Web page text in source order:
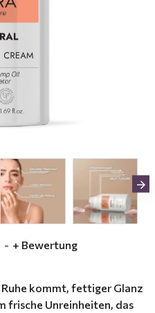
kommt, fettiger Glanz
frische Unreinheiten, das
- + Bewertung